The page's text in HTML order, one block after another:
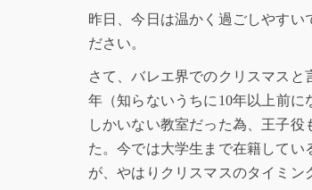
昨日、今日は温かく過ごしやすい
ださい。
さて、バレエ界でのクリスマスと
年（知らないうちに10年以上前
しかいない教室だった為、王子
た。今では大学生まで在籍して
が、やはりクリスマスのタイミン